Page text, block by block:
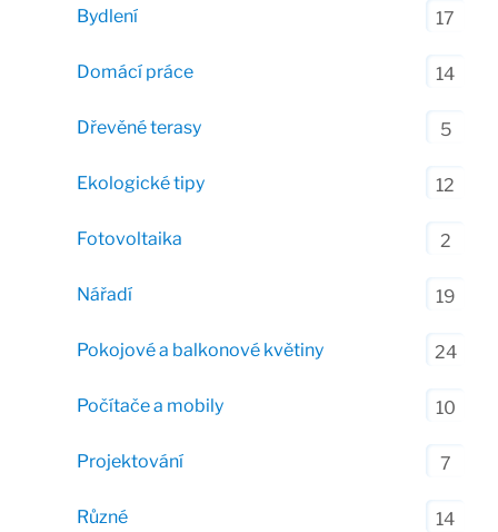
Bydlení 17
Domácí práce 14
Dřevěné terasy 5
Ekologické tipy 12
Fotovoltaika 2
Nářadí 19
Pokojové a balkonové květiny 24
Počítače a mobily 10
Projektování 7
Různé 14